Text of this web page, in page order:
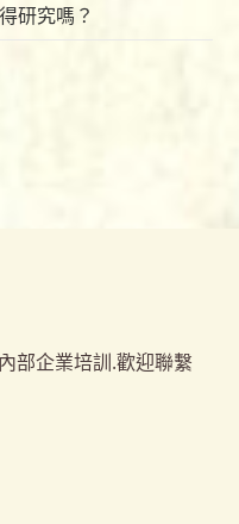
研究嗎？
部企業培訓.歡迎聯繫